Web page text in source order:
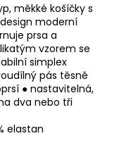
měkké košíčky s
moderní
prsa a
vzorem se
simplex
pás těsně
● nastavitelná,
dva nebo tři
elastan